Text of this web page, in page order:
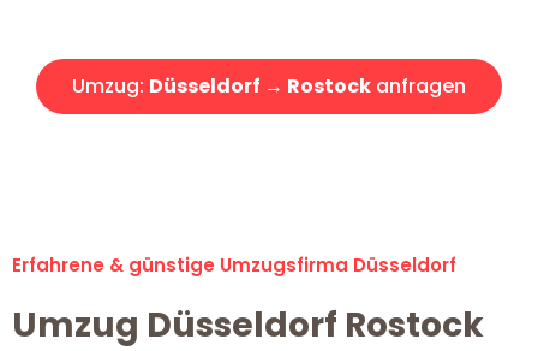
Umzug: Düsseldorf → Rostock anfragen
Erfahrene & günstige Umzugsfirma Düsseldorf
Umzug Düsseldorf Rostock